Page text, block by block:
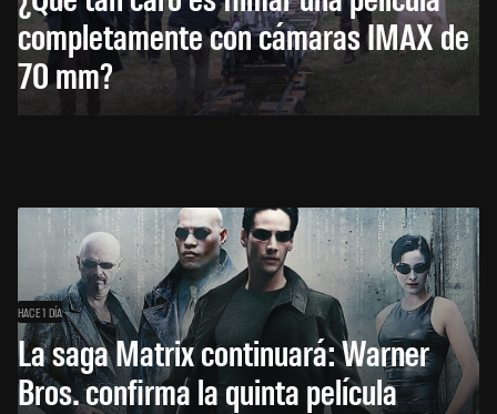
completamente con cámaras IMAX de
70 mm?
HACE 1 DÍA
La saga Matrix continuará: Warner
Bros. confirma la quinta película